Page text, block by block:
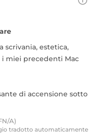
scrivania, estetica,
i miei precedenti Mac
di accensione sotto
A)
tradotto automaticamente